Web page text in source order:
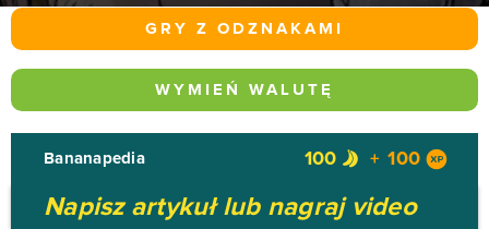
GRY Z ODZNAKAMI
WYMIEŃ WALUTĘ
Bananapedia 100 100
Napisz artykuł lub nagraj video